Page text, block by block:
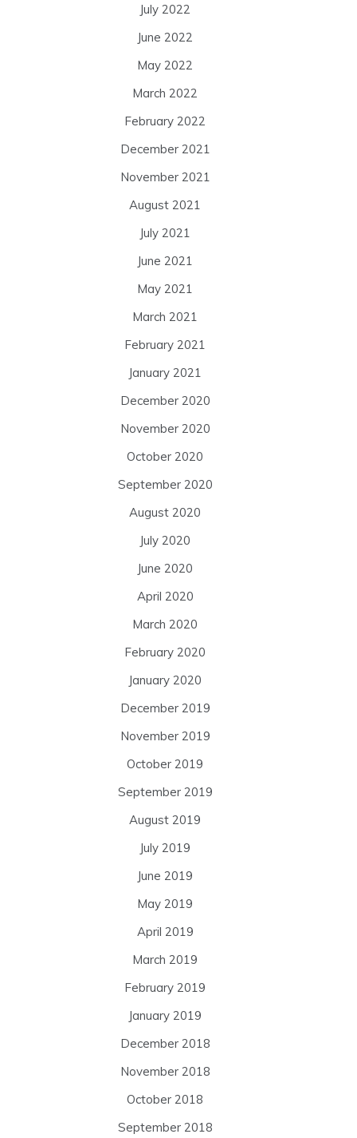
July 2022
June 2022
May 2022
March 2022
February 2022
December 2021
November 2021
August 2021
July 2021
June 2021
May 2021
March 2021
February 2021
January 2021
December 2020
November 2020
October 2020
September 2020
August 2020
July 2020
June 2020
April 2020
March 2020
February 2020
January 2020
December 2019
November 2019
October 2019
September 2019
August 2019
July 2019
June 2019
May 2019
April 2019
March 2019
February 2019
January 2019
December 2018
November 2018
October 2018
September 2018